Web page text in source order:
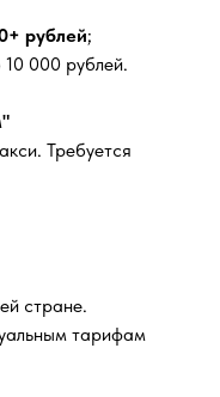
рублей;
000 рублей.
Требуется
стране.
тарифам